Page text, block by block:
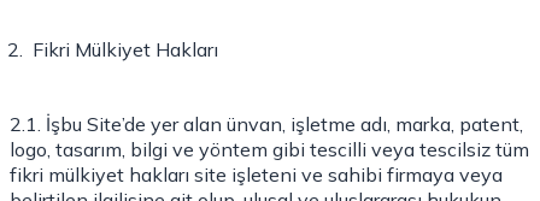
Fikri Mülkiyet Hakları
2.1. İşbu Site’de yer alan ünvan, işletme adı, marka, patent,
logo, tasarım, bilgi ve yöntem gibi tescilli veya tescilsiz tüm
fikri mülkiyet hakları site işleteni ve sahibi firmaya veya